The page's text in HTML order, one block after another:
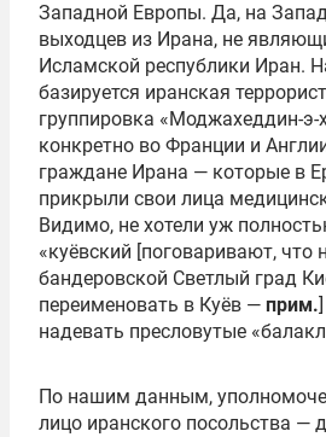
Западной Европы. Да, на
выходцев из Ирана, не
Исламской республики Иран.
базируется иранская
группировка «Моджахеддин-э-
конкретно во Франции и
граждане Ирана — которые в
прикрыли свои лица
Видимо, не хотели уж
«куёвский [поговаривают, что
бандеровской Светлый град
переименовать в Куёв — прим.
надевать пресловутые
По нашим данным,
лицо иранского посольства —